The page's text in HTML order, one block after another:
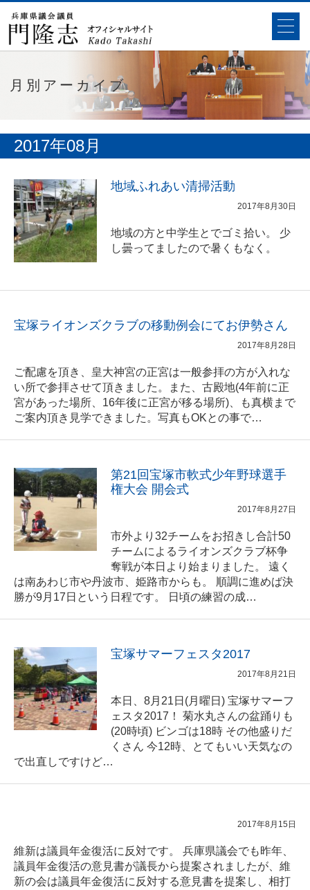
月別アーカイブ
2017年08月
地域ふれあい清掃活動
2017年8月30日
地域の方と中学生とでゴミ拾い。 少
し曇ってましたので暑くもなく。
宝塚ライオンズクラブの移動例会にてお伊勢さん
2017年8月28日
ご配慮を頂き、皇大神宮の正宮は一般参拝の方が入れな
い所で参拝させて頂きました。また、古殿地(4年前に正
宮があった場所、16年後に正宮が移る場所)、も真横まで
ご案内頂き見学できました。写真もOKとの事で…
第21回宝塚市軟式少年野球選手
権大会 開会式
2017年8月27日
市外より32チームをお招きし合計50
チームによるライオンズクラブ杯争
奪戦が本日より始まりました。 遠く
は南あわじ市や丹波市、姫路市からも。 順調に進めば決
勝が9月17日という日程です。 日頃の練習の成…
宝塚サマーフェスタ2017
2017年8月21日
本日、8月21日(月曜日) 宝塚サマーフ
ェスタ2017！ 菊水丸さんの盆踊りも
(20時頃) ビンゴは18時 その他盛りだ
くさん 今12時、とてもいい天気なの
で出直しですけど…
2017年8月15日
維新は議員年金復活に反対です。 兵庫県議会でも昨年、
議員年金復活の意見書が議長から提案されましたが、維
新の会は議員年金復活に反対する意見書を提案し、相打